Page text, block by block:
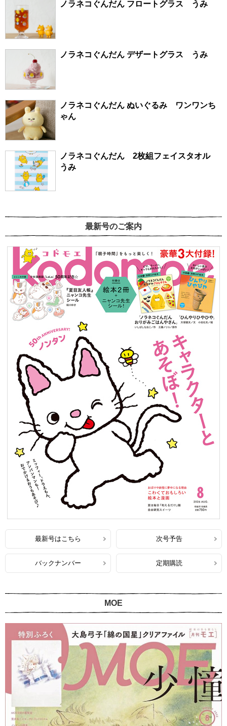
ノラネコぐんだん フロートグラス うみ
ノラネコぐんだん デザートグラス うみ
ノラネコぐんだん ぬいぐるみ ワンワンち
ゃん
ノラネコぐんだん 2枚組フェイスタオル
うみ
最新号のご案内
最新号はこちら 次号予告
バックナンバー 定期購読
MOE